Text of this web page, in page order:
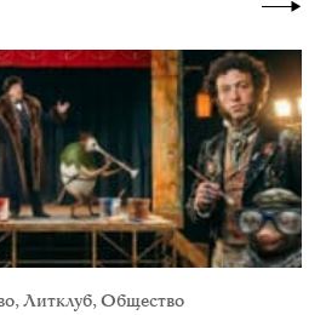
,Литклуб,Общество